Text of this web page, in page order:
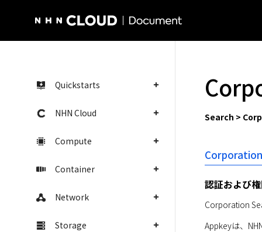
Quickstarts
NHN Cloud
Compute
Container
Network
Storage
Search >
認証および
Corporation
Appkeyは、